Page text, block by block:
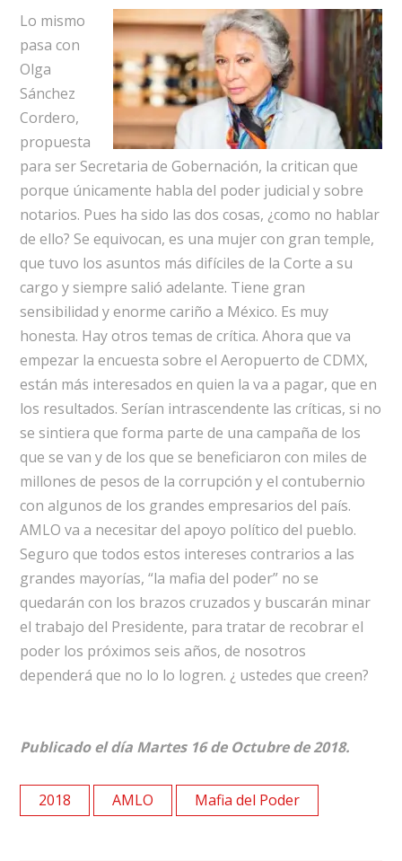
Lo mismo
pasa con
Olga
Sánchez
Cordero,
propuesta
para ser Secretaria de Gobernación, la critican que
porque únicamente habla del poder judicial y sobre
notarios. Pues ha sido las dos cosas, ¿como no hablar
de ello? Se equivocan, es una mujer con gran temple,
que tuvo los asuntos más difíciles de la Corte a su
cargo y siempre salió adelante. Tiene gran
sensibilidad y enorme cariño a México. Es muy
honesta. Hay otros temas de crítica. Ahora que va
empezar la encuesta sobre el Aeropuerto de CDMX,
están más interesados en quien la va a pagar, que en
los resultados. Serían intrascendente las críticas, si no
se sintiera que forma parte de una campaña de los
que se van y de los que se beneficiaron con miles de
millones de pesos de la corrupción y el contubernio
con algunos de los grandes empresarios del país.
AMLO va a necesitar del apoyo político del pueblo.
Seguro que todos estos intereses contrarios a las
grandes mayorías, “la mafia del poder” no se
quedarán con los brazos cruzados y buscarán minar
el trabajo del Presidente, para tratar de recobrar el
poder los próximos seis años, de nosotros
dependerá que no lo lo logren. ¿ ustedes que creen?
Publicado el día Martes 16 de Octubre de 2018.
2018 AMLO Mafia del Poder